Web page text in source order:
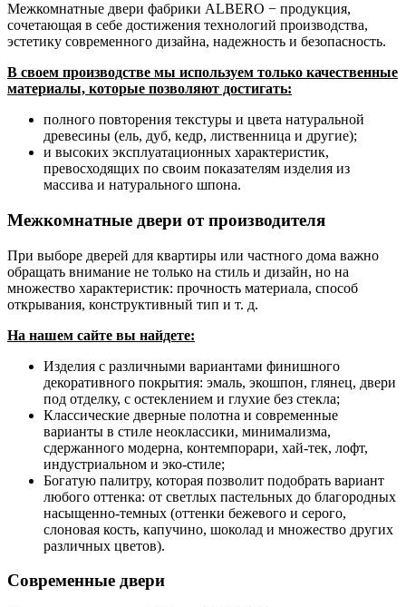
Межкомнатные двери фабрики ALBERO − продукция,
сочетающая в себе достижения технологий производства,
эстетику современного дизайна, надежность и безопасность.
В своем производстве мы используем только качественные
материалы, которые позволяют достигать:
полного повторения текстуры и цвета натуральной
древесины (ель, дуб, кедр, лиственница и другие);
и высоких эксплуатационных характеристик,
превосходящих по своим показателям изделия из
массива и натурального шпона.
Межкомнатные двери от производителя
При выборе дверей для квартиры или частного дома важно
обращать внимание не только на стиль и дизайн, но на
множество характеристик: прочность материала, способ
открывания, конструктивный тип и т. д.
На нашем сайте вы найдете:
Изделия с различными вариантами финишного
декоративного покрытия: эмаль, экошпон, глянец, двери
под отделку, с остеклением и глухие без стекла;
Классические дверные полотна и современные
варианты в стиле неоклассики, минимализма,
сдержанного модерна, контемпорари, хай-тек, лофт,
индустриальном и эко-стиле;
Богатую палитру, которая позволит подобрать вариант
любого оттенка: от светлых пастельных до благородных
насыщенно-темных (оттенки бежевого и серого,
слоновая кость, капучино, шоколад и множество других
различных цветов).
Современные двери